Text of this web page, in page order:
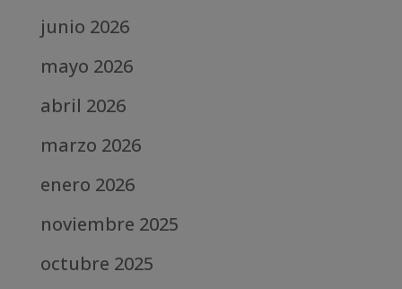
junio 2026
mayo 2026
abril 2026
marzo 2026
enero 2026
noviembre 2025
octubre 2025